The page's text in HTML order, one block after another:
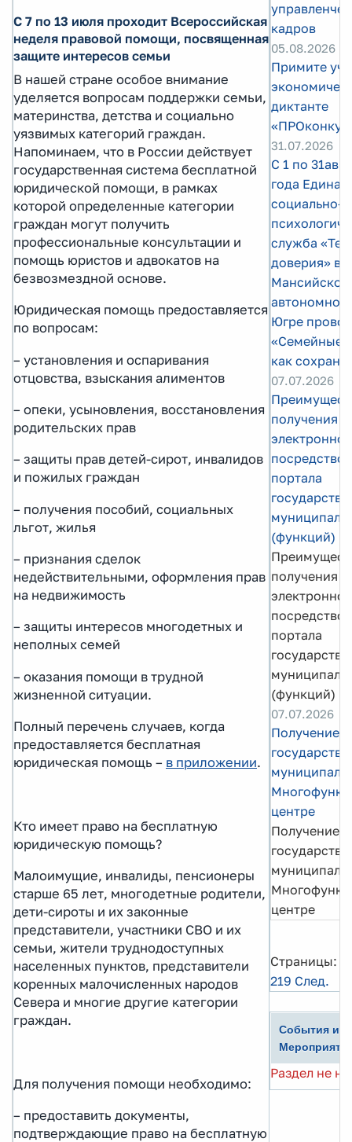
С 7 по 13 июля проходит Всероссийская
неделя правовой помощи, посвященная
защите интересов семьи
В нашей стране особое внимание
уделяется вопросам поддержки семьи,
материнства, детства и социально
уязвимых категорий граждан.
Напоминаем, что в России действует
государственная система бесплатной
юридической помощи, в рамках
которой определенные категории
граждан могут получить
профессиональные консультации и
помощь юристов и адвокатов на
безвозмездной основе.
Юридическая помощь предоставляется
по вопросам:
– установления и оспаривания
отцовства, взыскания алиментов
– опеки, усыновления, восстановления
родительских прав
– защиты прав детей-сирот, инвалидов
и пожилых граждан
– получения пособий, социальных
льгот, жилья
– признания сделок
недействительными, оформления прав
на недвижимость
– защиты интересов многодетных и
неполных семей
– оказания помощи в трудной
жизненной ситуации.
Полный перечень случаев, когда
предоставляется бесплатная
юридическая помощь – в приложении.
Кто имеет право на бесплатную
юридическую помощь?
Малоимущие, инвалиды, пенсионеры
старше 65 лет, многодетные родители,
дети-сироты и их законные
представители, участники СВО и их
семьи, жители труднодоступных
населенных пунктов, представители
коренных малочисленных народов
Севера и многие другие категории
граждан.
Для получения помощи необходимо:
– предоставить документы,
подтверждающие право на бесплатную
кадров
05.08.2026
Примите
диктанте
31.07.2026
С 1 по
года Единая
социально-
служба
доверия» в
Мансийском
автономном
Югре
«Семейные
как
07.07.2026
получения
портала
(функций)
получения
портала
(функций)
07.07.2026
Получение
центре
Получение
центре
Страницы:
219 След.
События и
Раздел не